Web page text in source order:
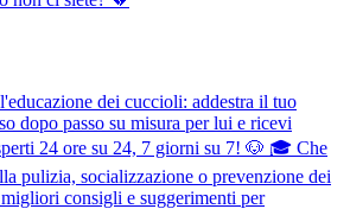
dei cuccioli: addestra il tuo
dopo passo su misura per lui e ricevi
24 ore su 24, 7 giorni su 7! 🐶 🎓 Che
pulizia, socializzazione o prevenzione dei
consigli e suggerimenti per